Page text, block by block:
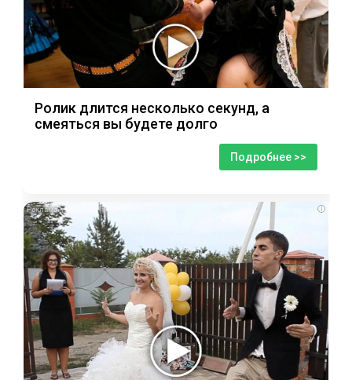
Ролик длится несколько секунд, а
смеяться вы будете долго
Подробнее >>
i